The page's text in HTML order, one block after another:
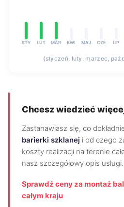
STY LUT MAR KWI MAJ CZE LIP
(styczeń, luty, marzec,
Chcesz wiedzieć
Zastanawiasz się, co
barierki szklanej i od czego
koszty realizacji na terenie
nasz szczegółowy opis usługi.
Sprawdź ceny za montaż
całym kraju